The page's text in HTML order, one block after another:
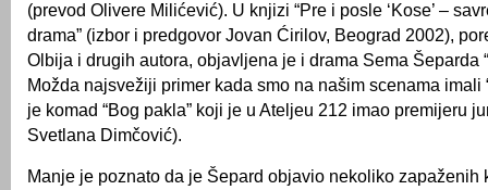
(prevod Olivere Milićević). U knjizi “Pre i posle ‘Kose’ –
drama” (izbor i predgovor Jovan Ćirilov, Beograd 2002),
Olbija i drugih autora, objavljena je i drama Sema Šeparda
Možda najsvežiji primer kada smo na našim scenama imali
je komad “Bog pakla” koji je u Ateljeu 212 imao premijeru
Svetlana Dimčović).
Manje je poznato da je Šepard objavio nekoliko zapaženih